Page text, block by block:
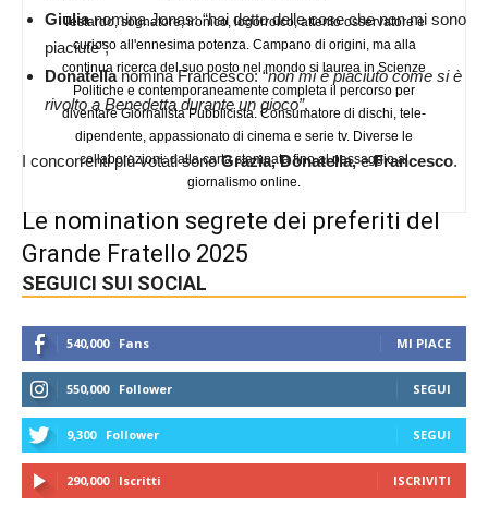
Giulianomina Jonas: “hai detto delle cose che non mi sono
piaciute”;
Donatellanomina Francesco: “non mi è piaciuto come si è
rivolto a Benedetta durante un gioco”.
I concorrenti più votati sonoGrazia, Donatella,eFrancesco.
Le nomination segrete dei preferiti del
Grande Fratello 2025
Testardo, sognatore, ironico, logorroico, attento osservatore e
curioso all'ennesima potenza. Campano di origini, ma alla
continua ricerca del suo posto nel mondo si laurea in Scienze
Politiche e contemporaneamente completa il percorso per
diventare Giornalista Pubblicista. Consumatore di dischi, tele-
dipendente, appassionato di cinema e serie tv. Diverse le
collaborazioni: dalla carta stampata fino al passaggio al
giornalismo online.
SEGUICI SUI SOCIAL
540,000 Fans MI PIACE
550,000 Follower SEGUI
9,300 Follower SEGUI
290,000 Iscritti ISCRIVITI